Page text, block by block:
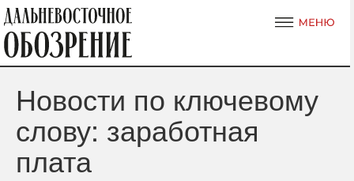
Новости по ключевому
слову: заработная
плата